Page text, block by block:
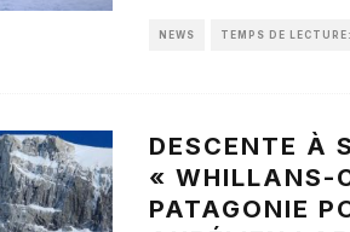
NEWS TEMPS DE
DESCENTE À
« WHILLANS-
PATAGONIE